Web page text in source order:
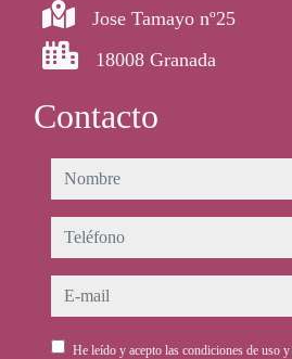
Jose Tamayo nº25
18008 Granada
Contacto
nombre
teléfono
e-mail
He leído y acepto las condiciones de uso y